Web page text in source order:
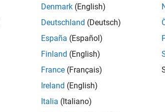
Denmark (English)
Deutschland (Deutsch)
España (Español)
Finland (English)
France (Français)
Ireland (English)
Italia (Italiano)